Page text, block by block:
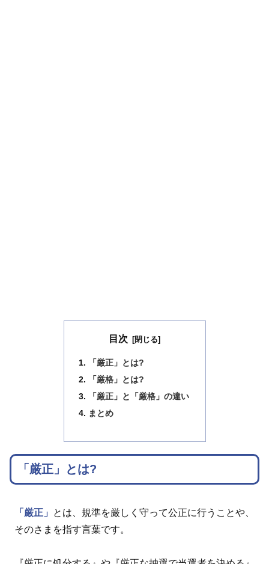
目次
「厳正」とは?
「厳格」とは?
「厳正」と「厳格」の違い
まとめ
「厳正」とは?
「厳正」
とは、規準を厳しく守って公正に行うことや、
そのさまを指す言葉です。